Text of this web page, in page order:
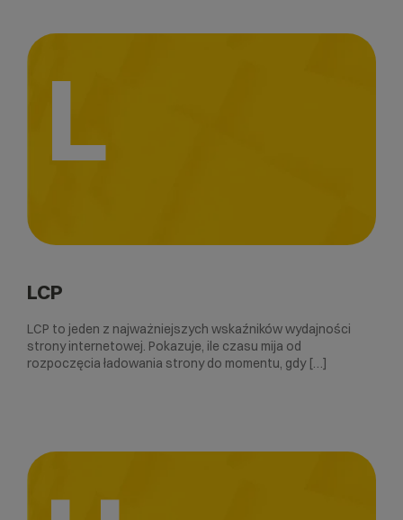
L
LCP
LCP to jeden z najważniejszych wskaźników wydajności
strony internetowej. Pokazuje, ile czasu mija od
rozpoczęcia ładowania strony do momentu, gdy […]